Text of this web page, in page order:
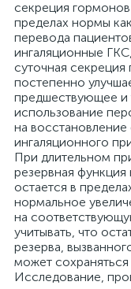
секреция
пределах нормы
перевода
ингаляционные
суточная
постепенно
предшествующее и
использование
на
ингаляционного
При длительном
резервная
остается в
нормальное
на
учитывать, что
резерва,
может
Исследование,